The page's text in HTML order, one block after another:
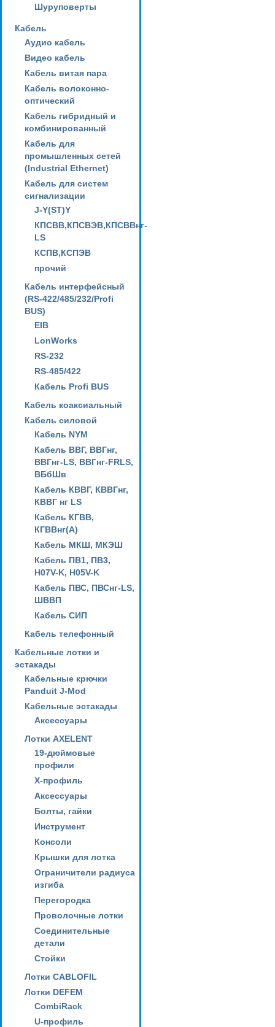
Шуруповерты
Кабель
Аудио кабель
Видео кабель
Кабель витая пара
Кабель волоконно-
оптический
Кабель гибридный и
комбинированный
Кабель для
промышленных сетей
(Industrial Ethernet)
Кабель для систем
сигнализации
J-Y(ST)Y
КПСВВ,КПСВЭВ,КПСВВнг-
LS
КСПВ,КСПЭВ
прочий
Кабель интерфейсный
(RS-422/485/232/Profi
BUS)
EIB
LonWorks
RS-232
RS-485/422
Кабель Profi BUS
Кабель коаксиальный
Кабель силовой
Кабель NYM
Кабель ВВГ, ВВГнг,
ВВГнг-LS, ВВГнг-FRLS,
ВБбШв
Кабель КВВГ, КВВГнг,
КВВГ нг LS
Кабель КГВВ,
КГВВнг(А)
Кабель МКШ, МКЭШ
Кабель ПВ1, ПВ3,
H07V-K, H05V-K
Кабель ПВС, ПВСнг-LS,
ШВВП
Кабель СИП
Кабель телефонный
Кабельные лотки и
эстакады
Кабельные крючки
Panduit J-Mod
Кабельные эстакады
Аксессуары
Лотки AXELENT
19-дюймовые
профили
X-профиль
Аксессуары
Болты, гайки
Инструмент
Консоли
Крышки для лотка
Ограничители радиуса
изгиба
Перегородка
Проволочные лотки
Соединительные
детали
Стойки
Лотки CABLOFIL
Лотки DEFEM
CombiRack
U-профиль